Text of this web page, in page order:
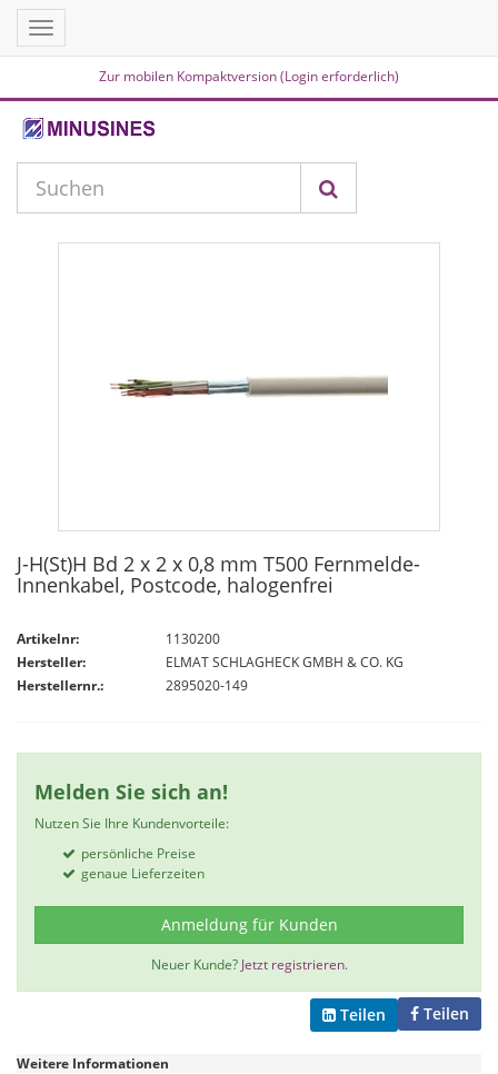
Zur mobilen Kompaktversion (Login erforderlich)
Toggle
navigation
J-H(St)H Bd 2 x 2 x 0,8 mm T500 Fernmelde-
Innenkabel, Postcode, halogenfrei
Artikelnr:
1130200
Hersteller:
ELMAT SCHLAGHECK GMBH & CO. KG
Herstellernr.:
2895020-149
Melden Sie sich an!
Nutzen Sie Ihre Kundenvorteile:
persönliche Preise
genaue Lieferzeiten
Anmeldung für Kunden
Neuer Kunde? Jetzt registrieren.
Teilen
Teilen
Weitere Informationen